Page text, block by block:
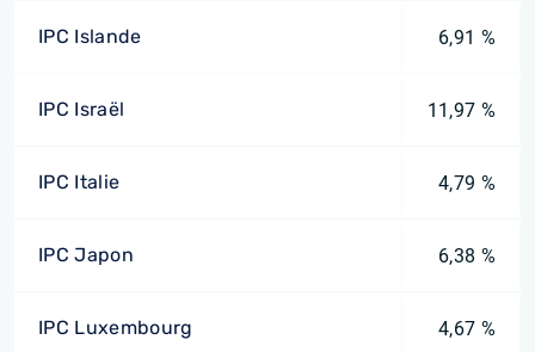
IPC Islande 6,91 %
IPC Israël 11,97 %
IPC Italie 4,79 %
IPC Japon 6,38 %
IPC Luxembourg 4,67 %